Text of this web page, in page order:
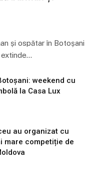
și ospătar în Botoșani
extinde…
weekend cu
la Casa Lux
au organizat cu
mare competiție de